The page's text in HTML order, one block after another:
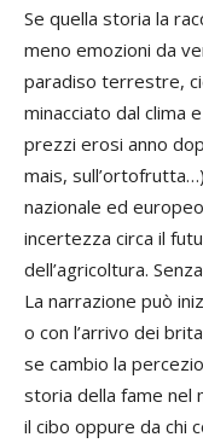
Se quella storia la
meno emozioni da
paradiso terrestre,
minacciato dal clima
prezzi erosi anno
mais,
nazionale ed
incertezza circa il
dell’agricoltura.
La narrazione può
o con l’arrivo dei
se cambio la
storia della fame nel
il cibo oppure da chi